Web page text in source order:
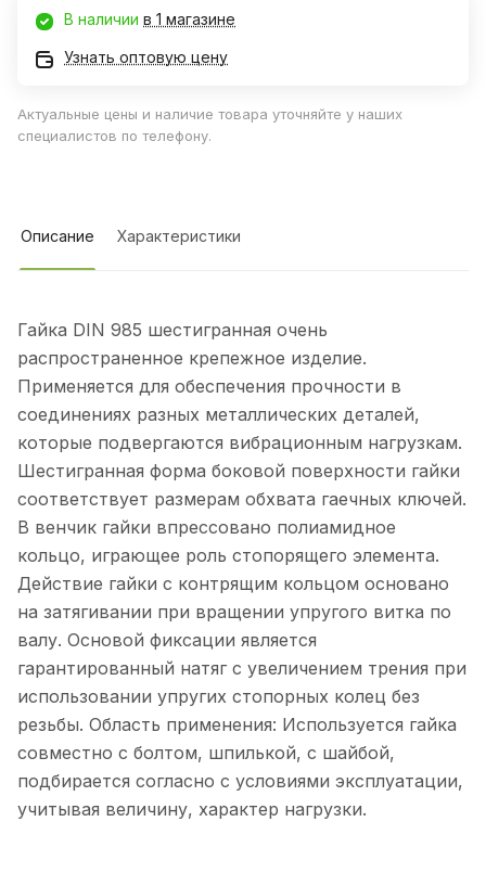
В наличии в 1 магазине
Узнать оптовую цену
Актуальные цены и наличие товара уточняйте у наших
специалистов по телефону.
Описание Характеристики
Гайка DIN 985 шестигранная очень
распространенное крепежное изделие.
Применяется для обеспечения прочности в
соединениях разных металлических деталей,
которые подвергаются вибрационным нагрузкам.
Шестигранная форма боковой поверхности гайки
соответствует размерам обхвата гаечных ключей.
В венчик гайки впрессовано полиамидное
кольцо, играющее роль стопорящего элемента.
Действие гайки с контрящим кольцом основано
на затягивании при вращении упругого витка по
валу. Основой фиксации является
гарантированный натяг с увеличением трения при
использовании упругих стопорных колец без
резьбы. Область применения: Используется гайка
совместно с болтом, шпилькой, с шайбой,
подбирается согласно с условиями эксплуатации,
учитывая величину, характер нагрузки.